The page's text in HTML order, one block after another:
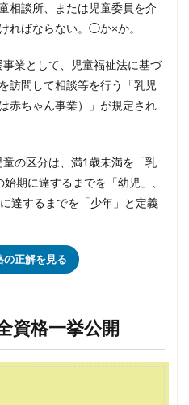
相談所、または児童委員を介
ればならない。◯か×か。
業として、児童福祉法に基づ
訪問して相談等を行う「乳児
赤ちゃん事業）」が規定され
の区分は、満1歳未満を「乳
期に達するまでを「幼児」、
達するまでを「少年」と定義
正解を見る
資格一挙公開